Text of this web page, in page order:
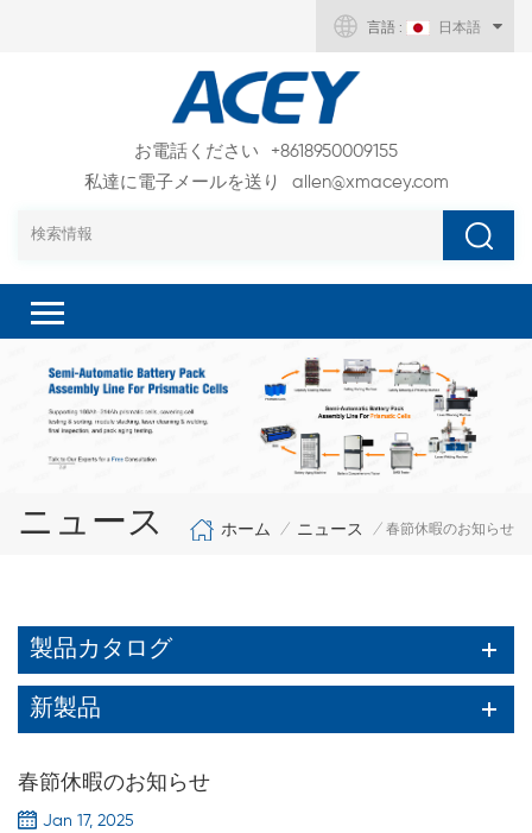
言語 : 日本語
お電話ください
+8618950009155
私達に電子メールを送り
allen@xmacey.com
ニュース ホーム / ニュース / 春節休暇のお知らせ
製品カタログ
新製品
春節休暇のお知らせ
Jan 17, 2025